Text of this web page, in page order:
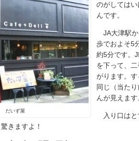
だいず屋
のがしては
んです。
JA大津駅か
歩でおよそ5
約5分です。
を下って、
がります。
同じ（当た
んが見えます
入り口はと
きますよ！